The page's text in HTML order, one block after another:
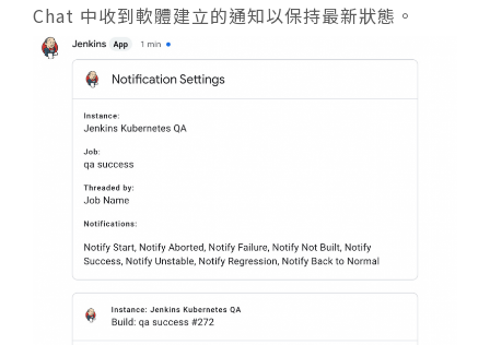
Chat 中收到軟體建立的通知以保持最新狀態。